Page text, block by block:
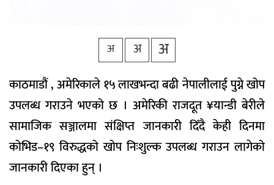
अ अ अ
काठमाडौं , अमेरिकाले १५ लाखभन्दा बढी नेपालीलाई पुग्ने खोप
उपलब्ध गराउने भएको छ । अमेरिकी राजदूत ¥यान्डी बेरीले
सामाजिक सञ्जालमा संक्षिप्त जानकारी दिँदै केही दिनमा
कोभिड–१९ विरुद्धको खोप निःशुल्क उपलब्ध गराउन लागेको
जानकारी दिएका हुन् ।